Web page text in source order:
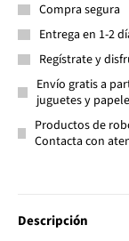
Compra segura
Entrega en 1-2
Regístrate y
Envío gratis a
juguetes y
Productos de
Contacta con
Descripción